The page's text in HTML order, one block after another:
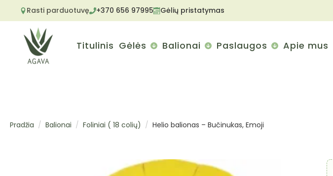
Rasti parduotuvę +370 656 97995 Gėlių pristatymas
Titulinis Gėlės Balionai Paslaugos Apie mus
Pradžia Balionai Foliniai ( 18 colių) Helio balionas – Bučinukas, Emoji